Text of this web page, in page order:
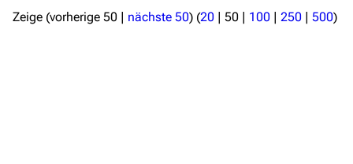
FAQ
Zeige (vorherige 50 nächste 50) (20 50 100 250 500)